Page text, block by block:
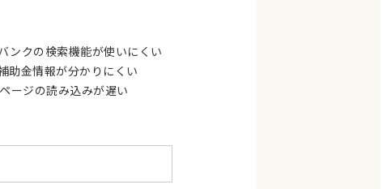
ンクの検索機能が使いにくい
助金情報が分かりにくい
ページの読み込みが遅い